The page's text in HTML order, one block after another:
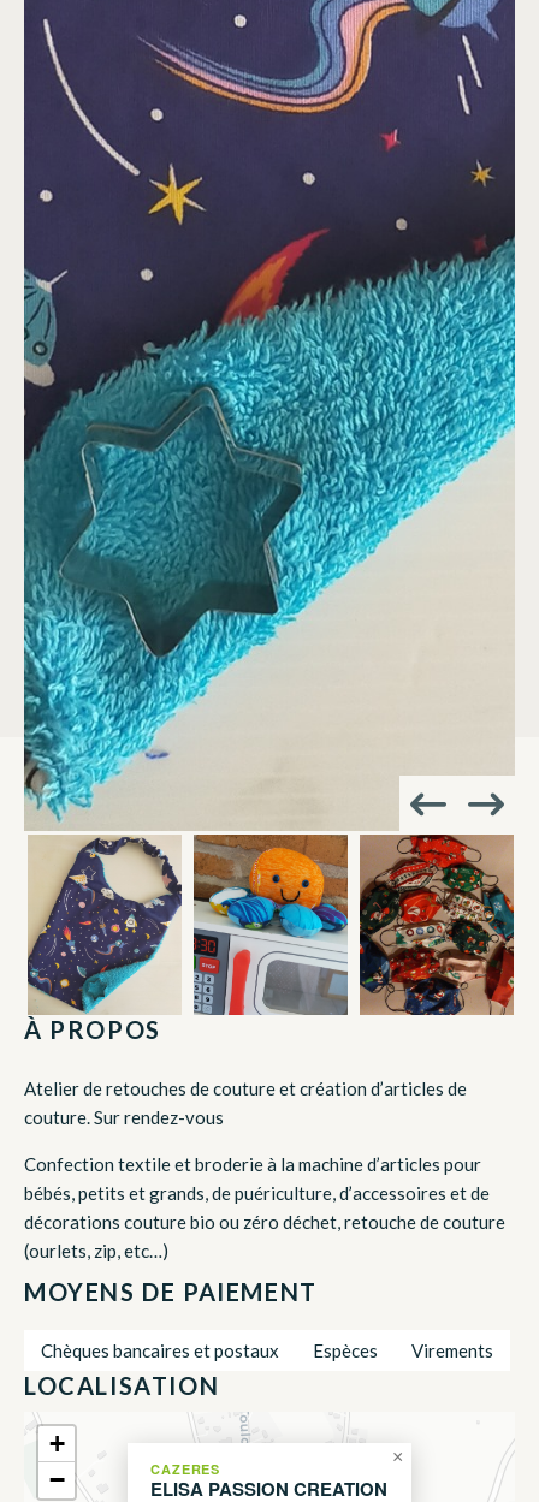
À PROPOS
Atelier de retouches de couture et création d’articles de
couture. Sur rendez-vous
Confection textile et broderie à la machine d’articles pour
bébés, petits et grands, de puériculture, d’accessoires et de
décorations couture bio ou zéro déchet, retouche de couture
(ourlets, zip, etc…)
MOYENS DE PAIEMENT
Chèques bancaires et postaux Espèces Virements
LOCALISATION
CAZERES
ELISA PASSION CREATION
×
+
−